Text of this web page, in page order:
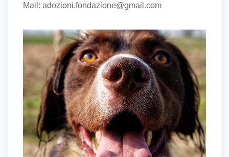
Mail: adozioni.fondazione@gmail.com